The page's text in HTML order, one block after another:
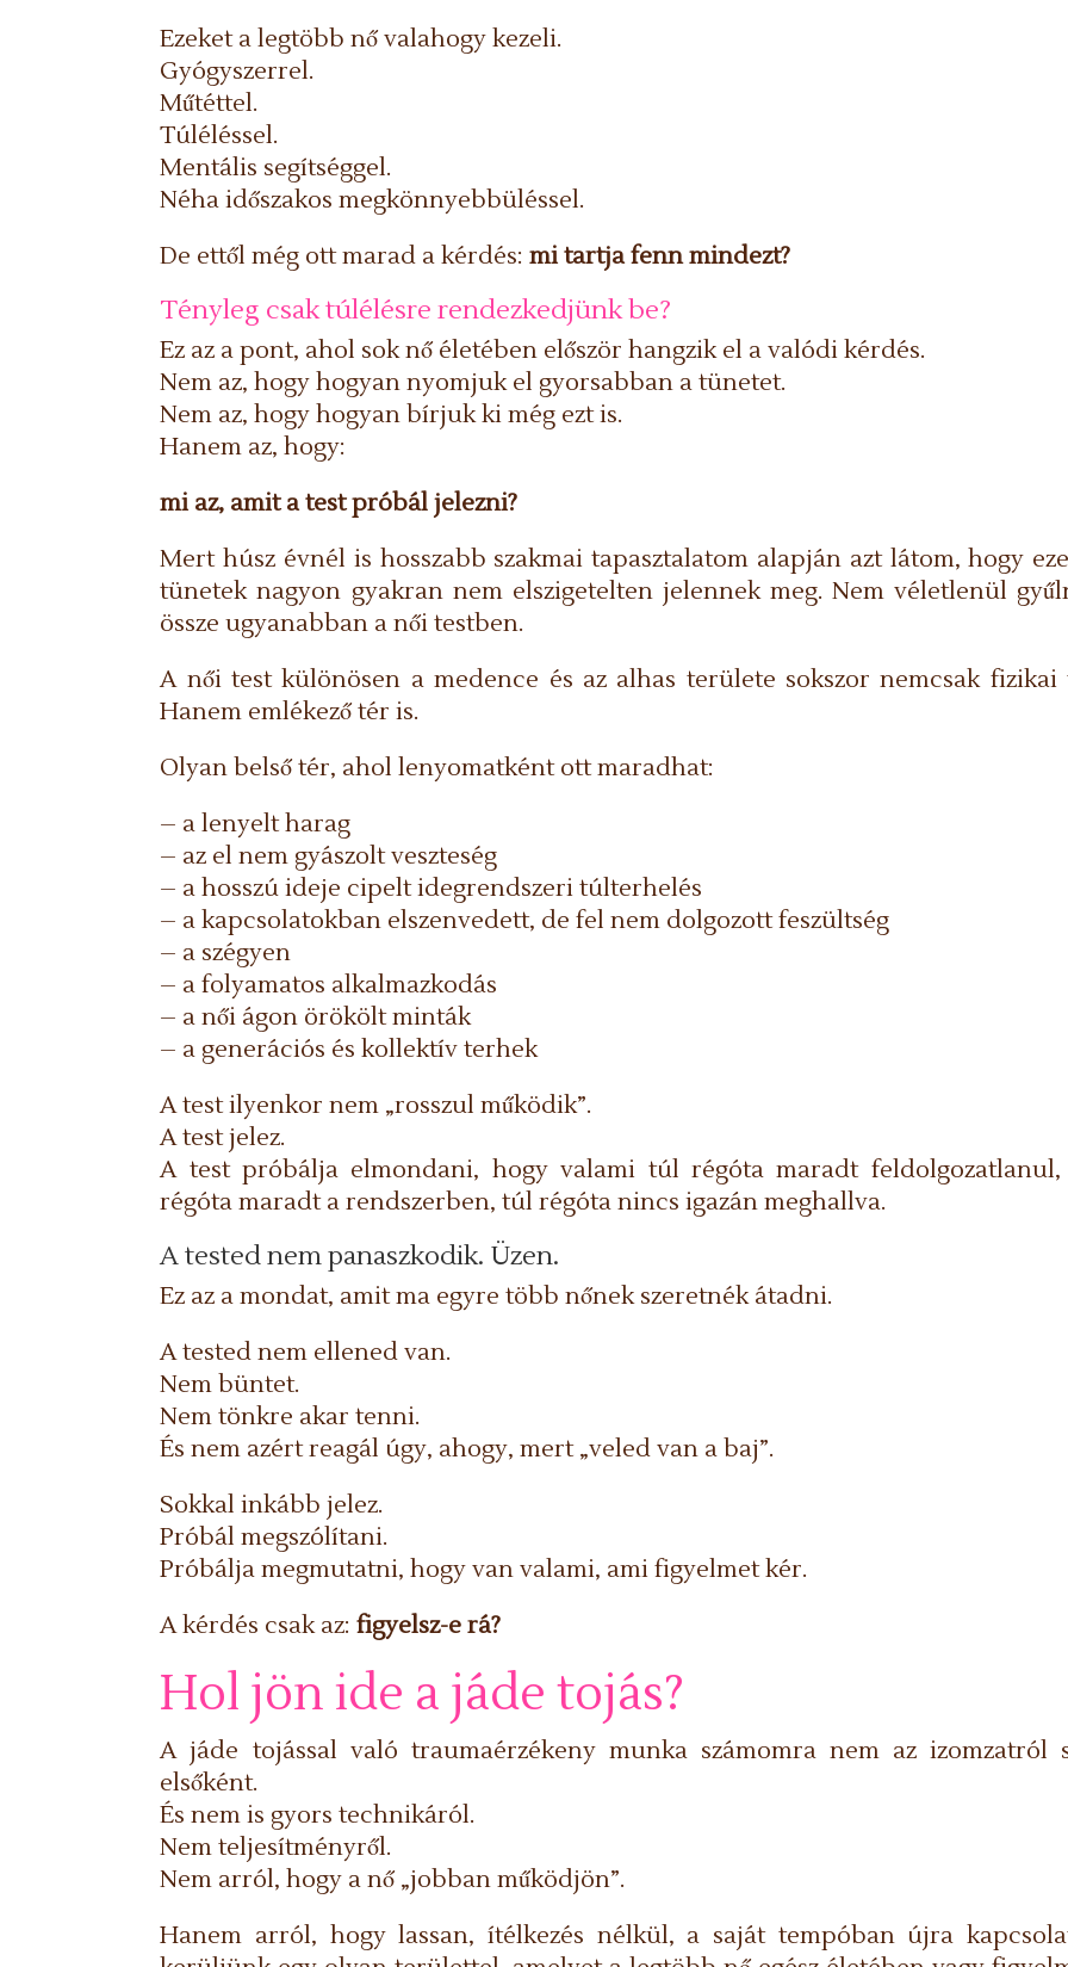
Ezeket a legtöbb nő valahogy kezeli.
Gyógyszerrel.
Műtéttel.
Túléléssel.
Mentális segítséggel.
Néha időszakos megkönnyebbüléssel.
De ettől még ott marad a kérdés:mi tartja fenn mindezt?
Tényleg csak túlélésre rendezkedjünk be?
Ez az a pont, ahol sok nő életében először hangzik el a valódi kérdés.
Nem az, hogy hogyan nyomjuk el gyorsabban a tünetet.
Nem az, hogy hogyan bírjuk ki még ezt is.
Hanem az, hogy:
mi az, amit a test próbál jelezni?
Mert húsz évnél is hosszabb szakmai tapasztalatom alapján azt látom, hogy
tünetek nagyon gyakran nem elszigetelten jelennek meg. Nem véletlenül
össze ugyanabban a női testben.
A női test különösen a medence és az alhas területe sokszor nemcsak fizikai
Hanem emlékező tér is.
Olyan belső tér, ahol lenyomatként ott maradhat:
– a lenyelt harag
– az el nem gyászolt veszteség
– a hosszú ideje cipelt idegrendszeri túlterhelés
– a kapcsolatokban elszenvedett, de fel nem dolgozott feszültség
– a szégyen
– a folyamatos alkalmazkodás
– a női ágon örökölt minták
– a generációs és kollektív terhek
A test ilyenkor nem „rosszul működik”.
A test jelez.
A test próbálja elmondani, hogy valami túl régóta maradt
régóta maradt a rendszerben, túl régóta nincs igazán meghallva.
A tested nem panaszkodik. Üzen.
Ez az a mondat, amit ma egyre több nőnek szeretnék átadni.
A tested nem ellened van.
Nem büntet.
Nem tönkre akar tenni.
És nem azért reagál úgy, ahogy, mert „veled van a baj”.
Sokkal inkább jelez.
Próbál megszólítani.
Próbálja megmutatni, hogy van valami, ami figyelmet kér.
A kérdés csak az:figyelsz-e rá?
Hol jön ide a jáde tojás?
A jáde tojással való traumaérzékeny munka számomra nem az izomzatról
elsőként.
És nem is gyors technikáról.
Nem teljesítményről.
Nem arról, hogy a nő „jobban működjön”.
Hanem arról, hogy lassan, ítélkezés nélkül, a saját tempóban újra